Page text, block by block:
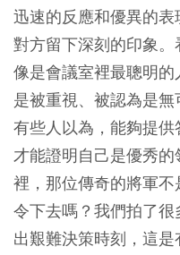
迅速的反應和優異的
對方留下深刻的印象
像是會議室裡最聰明
是被重視、被認為是無
有些人以為，能夠提供
才能證明自己是優秀的
裡，那位傳奇的將軍
令下去嗎？我們拍了
出艱難決策時刻，這